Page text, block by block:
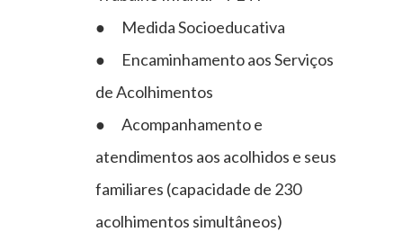
● Medida Socioeducativa
● Encaminhamento aos Serviços
de Acolhimentos
● Acompanhamento e
atendimentos aos acolhidos e seus
familiares (capacidade de 230
acolhimentos simultâneos)